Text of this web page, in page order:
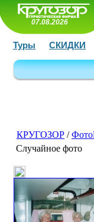
07.08.2026
Туры СКИДКИ
КРУГОЗОР /
Случайное фото